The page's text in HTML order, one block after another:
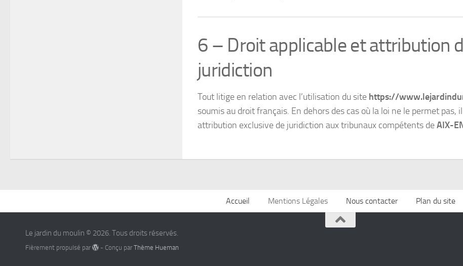
6 – Droit applicable et attribution
juridiction
Tout litige en relation avec l’utilisation du site https://
soumis au droit français. En dehors des cas où la loi ne le permet pas,
attribution exclusive de juridiction aux tribunaux compétents deAIX-
Accueil Mentions Légales Nous contacter Plan du site
Le jardin du moulin © 2026. Tous droits réservés.
Fièrement propulsé par - Conçu parThème Hueman